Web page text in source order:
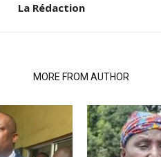
La Rédaction
MORE FROM AUTHOR